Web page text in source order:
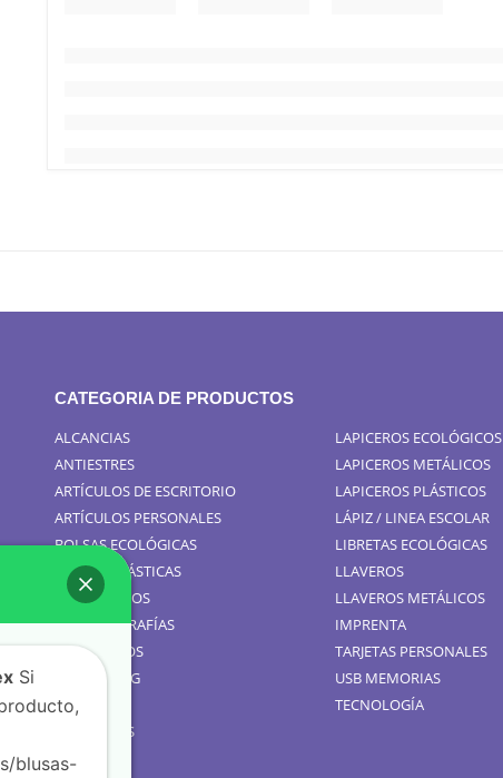
CATEGORIA DE PRODUCTOS
ALCANCIAS
ANTIESTRES
ARTÍCULOS DE ESCRITORIO
ARTÍCULOS PERSONALES
BOLSAS ECOLÓGICAS
BOLSAS PLÁSTICAS
CALENDARIOS
GIGANTOGRAFÍAS
TOMATODOS
JARROS MUG
TEXTIL
GOLOSINAS
LAPICEROS ECOLÓGICOS
LAPICEROS METÁLICOS
LAPICEROS PLÁSTICOS
LÁPIZ / LINEA ESCOLAR
LIBRETAS ECOLÓGICAS
LLAVEROS
LLAVEROS METÁLICOS
IMPRENTA
TARJETAS PERSONALES
USB MEMORIAS
TECNOLOGÍA
Si
blusas-